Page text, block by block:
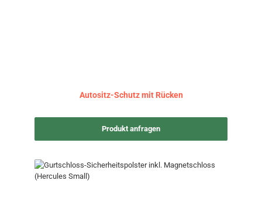
Autositz-Schutz mit Rücken
Produkt anfragen